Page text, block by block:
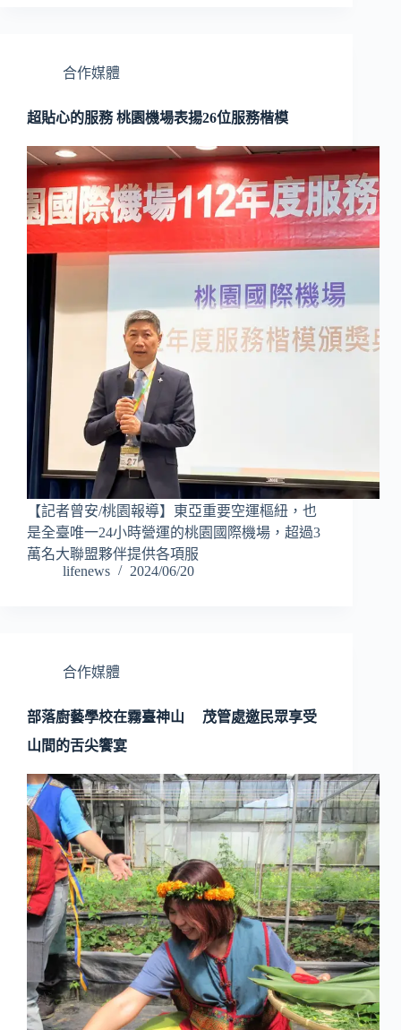
合作媒體
超貼心的服務 桃園機場表揚26位服務楷模
【記者曾安/桃園報導】東亞重要空運樞紐，也
是全臺唯一24小時營運的桃園國際機場，超過3
萬名大聯盟夥伴提供各項服
lifenews
2024/06/20
合作媒體
部落廚藝學校在霧臺神山 茂管處邀民眾享受
山間的舌尖饗宴